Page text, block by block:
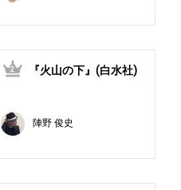
2 『火山の下』(白水社)
陣野 俊史